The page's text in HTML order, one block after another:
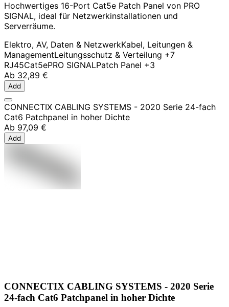
Hochwertiges 16-Port Cat5e Patch Panel von PRO
SIGNAL, ideal für Netzwerkinstallationen und
Serverräume.
Elektro, AV, Daten & NetzwerkKabel, Leitungen &
ManagementLeitungsschutz & Verteilung +7
RJ45Cat5ePRO SIGNALPatch Panel +3
Ab 32,89 €
Add
CONNECTIX CABLING SYSTEMS - 2020 Serie 24-fach
Cat6 Patchpanel in hoher Dichte
Ab 97,09 €
Add
CONNECTIX CABLING SYSTEMS - 2020 Serie
24-fach Cat6 Patchpanel in hoher Dichte